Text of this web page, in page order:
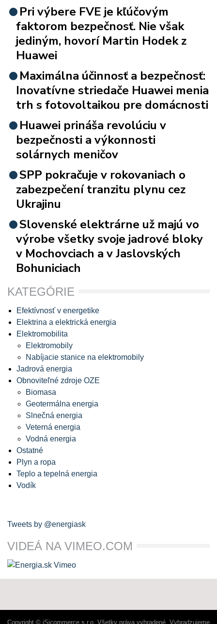
Pri výbere FVE je kľúčovým
faktorom bezpečnosť. Nie však
jediným, hovorí Martin Hodek z
Huawei
Maximálna účinnosť a bezpečnosť:
Inovatívne striedače Huawei menia
trh s fotovoltaikou pre domácnosti
Huawei prináša revolúciu v
bezpečnosti a výkonnosti
solárnych meničov
SPP pokračuje v rokovaniach o
zabezpečení tranzitu plynu cez
Ukrajinu
Slovenské elektrárne už majú vo
výrobe všetky svoje jadrové bloky
v Mochovciach a v Jaslovských
Bohuniciach
KATEGÓRIE
Efektívnosť v energetike
Elektrina a elektrická energia
Elektromobilita
Elektromobily
Nabíjacie stanice na elektromobily
Jadrová energia
Obnoviteľné zdroje OZE
Biomasa
Geotermálna energia
Slnečná energia
Veterná energia
Vodná energia
Ostatné
Plyn a ropa
Teplo a tepelná energia
Vodík
Tweets by @energiask
VIDEÁ NA VIMEO.COM
Copyright © iSicommerce s.r.o. Všetky práva vyhradené. Vyhradzujeme